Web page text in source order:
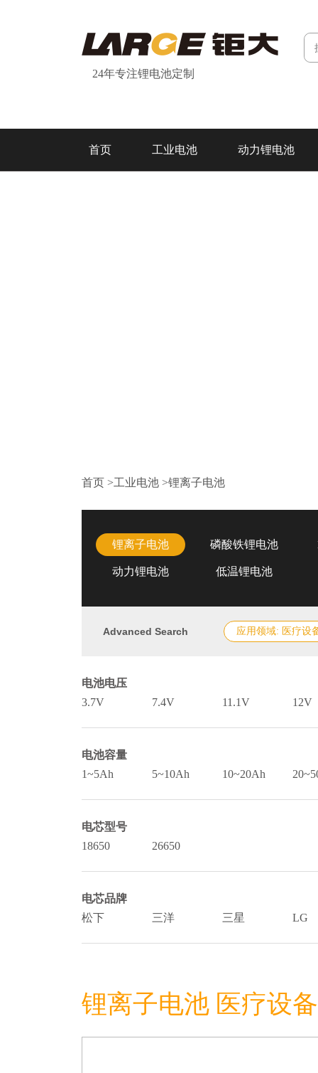
24年专注锂电池定制
首页 工业电池 动力锂电池
首页 >工业电池 >锂离子电池
锂离子电池 磷酸铁锂电池
动力锂电池 低温锂电池
Advanced Search 应用领域: 医疗设
电池电压
3.7V
7.4V 11.1V 12V
电池容量
1~5Ah
5~10Ah 10~20Ah
电芯型号
18650
26650
电芯品牌
松下
三洋 三星 LG
锂离子电池 医疗设备